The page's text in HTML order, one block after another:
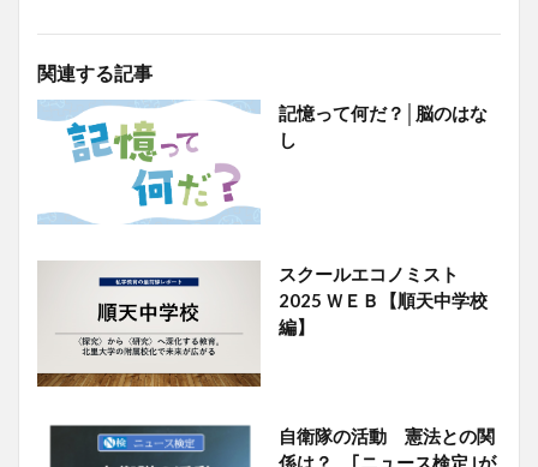
関連する記事
記憶って何だ？│脳のはな
し
スクールエコノミスト
2025 ＷＥＢ【順天中学校
編】
自衛隊の活動 憲法との関
係は？ ｢ニュース検定｣が